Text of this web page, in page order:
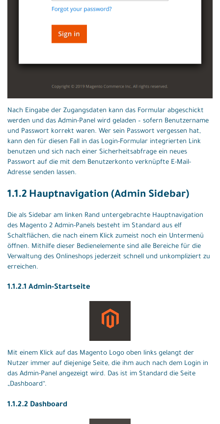
Nach Eingabe der Zugangsdaten kann das Formular abgeschickt
werden und das Admin-Panel wird geladen – sofern Benutzername
und Passwort korrekt waren. Wer sein Passwort vergessen hat,
kann den für diesen Fall in das Login-Formular integrierten Link
benutzen und sich nach einer Sicherheitsabfrage ein neues
Passwort auf die mit dem Benutzerkonto verknüpfte E-Mail-
Adresse senden lassen.
1.1.2 Hauptnavigation (Admin Sidebar)
Die als Sidebar am linken Rand untergebrachte Hauptnavigation
des Magento 2 Admin-Panels besteht im Standard aus elf
Schaltflächen, die nach einem Klick zumeist noch ein Untermenü
öffnen. Mithilfe dieser Bedienelemente sind alle Bereiche für die
Verwaltung des Onlineshops jederzeit schnell und unkompliziert zu
erreichen.
1.1.2.1 Admin-Startseite
Mit einem Klick auf das Magento Logo oben links gelangt der
Nutzer immer auf diejenige Seite, die ihm auch nach dem Login in
das Admin-Panel angezeigt wird. Das ist im Standard die Seite
„Dashboard“.
1.1.2.2 Dashboard